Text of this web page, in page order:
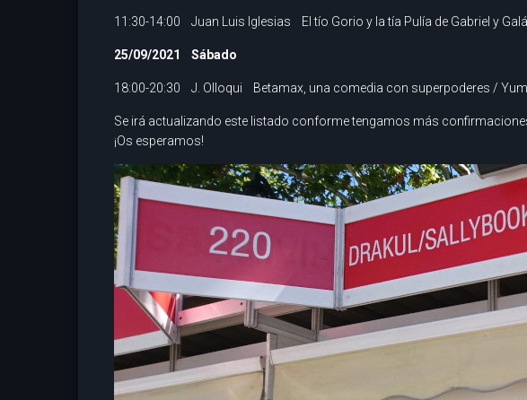
11:30-14:00 Juan Luis Iglesias El tío Gorio y la tía Pulía de Gabriel y
25/09/2021 Sábado
18:00-20:30 J. Olloqui Betamax, una comedia con superpoderes /
Se irá actualizando este listado conforme tengamos más
¡Os esperamos!